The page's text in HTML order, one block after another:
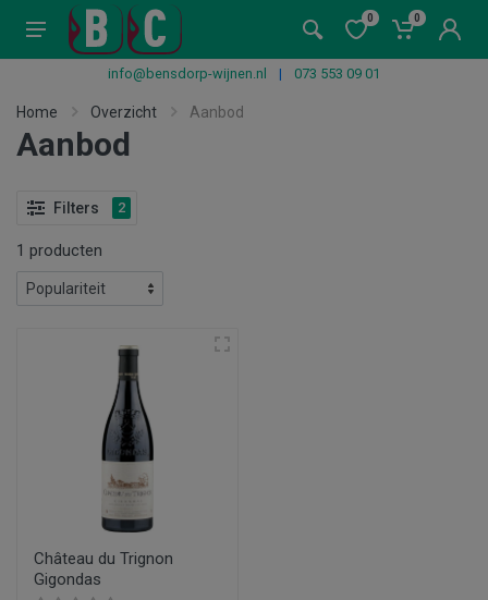
0 0
info@bensdorp-wijnen.nl | 073 553 09 01
Home Overzicht Aanbod
Aanbod
Filters 2
1 producten
Château du Trignon
Gigondas